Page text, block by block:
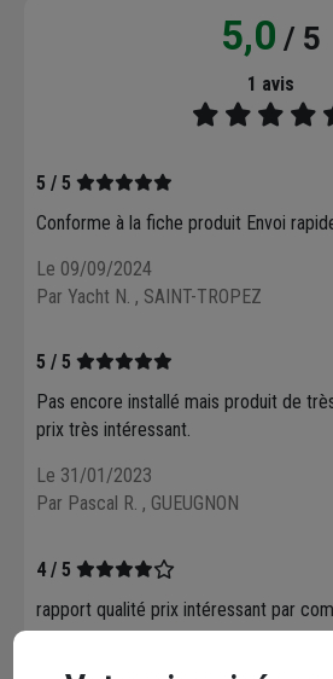
5,0 / 5
1 avis
5 / 5
Conforme à la fiche produit Envoi
Le 09/09/2024
Par Yacht N. , SAINT-TROPEZ
5 / 5
Pas encore installé mais produit de
prix très intéressant.
Le 31/01/2023
Par Pascal R. , GUEUGNON
4 / 5
rapport qualité prix intéressant par